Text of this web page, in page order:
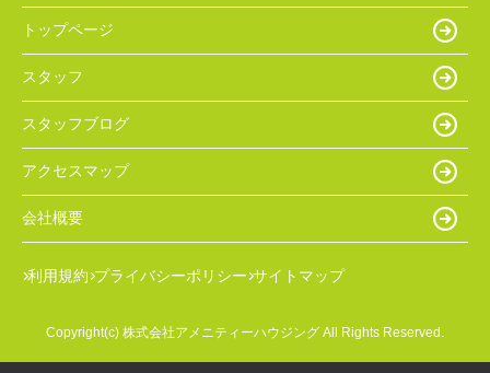
トップページ
スタッフ
スタッフブログ
アクセスマップ
会社概要
利用規約 プライバシーポリシー サイトマップ
Copyright(c) 株式会社アメニティーハウジング All Rights Reserved.